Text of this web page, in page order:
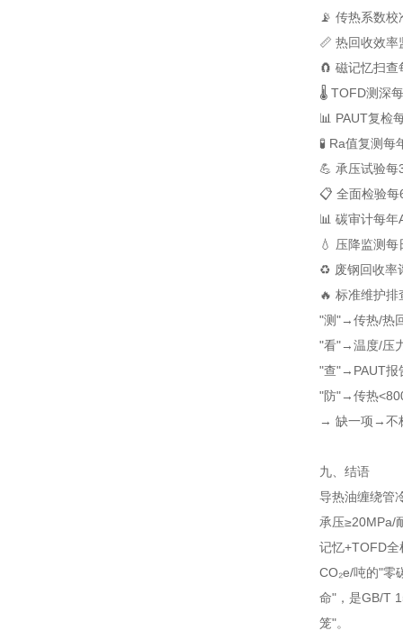
📡 传热系数校
📏 热回收效率
🧲 磁记忆扫查
🌡️ TOFD测深
📊 PAUT复检
🧪 Ra值复测每
💪 承压试验每
📋 全面检验每
📊 碳审计每年
💧 压降监测每
♻️ 废钢回收率
🔥 标准维护排
"测"→传热/热
"看"→温度/压
"查"→PAUT报
"防"→传热
→ 缺一项→不
九、结语
导热油缠绕管
承压≥20MPa/
记忆+TOFD
CO₂e/吨的"零
命"，是GB/T
笼"。